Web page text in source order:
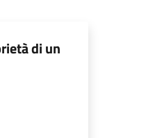
di un